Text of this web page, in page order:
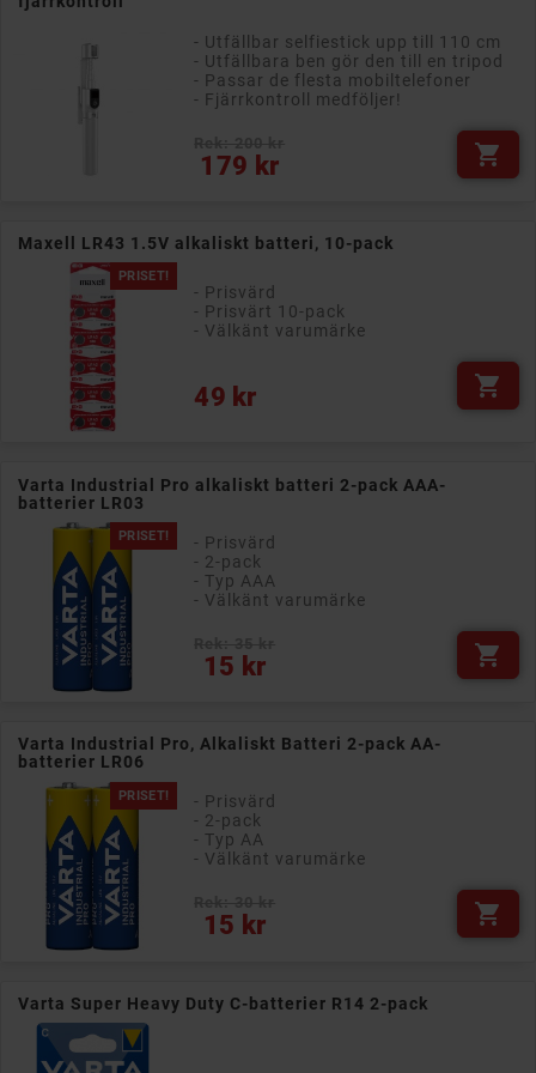
- Utfällbar selfiestick upp till 110 cm
- Utfällbara ben gör den till en tripod
- Passar de flesta mobiltelefoner
- Fjärrkontroll medföljer!
179 kr
Pris 
Maxell LR43 1.5V alkaliskt batteri, 10-pack
PRISET!
- Prisvärd
- Prisvärt 10-pack
- Välkänt varumärke
49 kr
Pris 
Varta Industrial Pro alkaliskt batteri 2-pack AAA-
batterier LR03
PRISET!
- Prisvärd
- 2-pack
- Typ AAA
- Välkänt varumärke
15 kr
Pris 
Varta Industrial Pro, Alkaliskt Batteri 2-pack AA-
batterier LR06
PRISET!
- Prisvärd
- 2-pack
- Typ AA
- Välkänt varumärke
15 kr
Pris 
Varta Super Heavy Duty C-batterier R14 2-pack